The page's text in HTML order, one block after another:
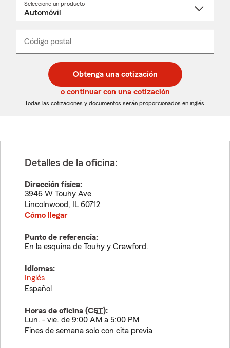
Seleccione un producto
desplegable
Código postal
de
5
dígitos
de
5
dígitos
_____
Obtenga una cotización
o continuar con una cotización
Todas las cotizaciones y documentos serán proporcionados en inglés.
Detalles de la oficina:
Dirección física:
3946 W Touhy Ave
Lincolnwood, IL 60712
Cómo llegar
Punto de referencia:
En la esquina de Touhy y Crawford.
Idiomas:
Inglés
Español
Horas de oficina (CST):
Lun. - vie. de 9:00 AM a 5:00 PM
Fines de semana solo con cita previa